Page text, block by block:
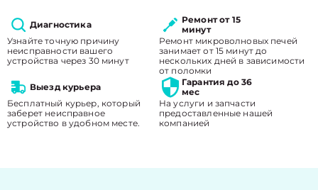
Диагностика
Узнайте точную причину
неисправности вашего
устройства через 30 минут
Ремонт от 15
минут
Ремонт микроволновых печей
занимает от 15 минут до
нескольких дней в зависимости
от поломки
Выезд курьера
Бесплатный курьер, который
заберет неисправное
устройство в удобном месте.
Гарантия до 36
мес
На услуги и запчасти
предоставленные нашей
компанией